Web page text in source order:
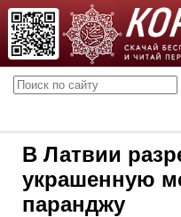
В Латвии
украшенную
паранджу